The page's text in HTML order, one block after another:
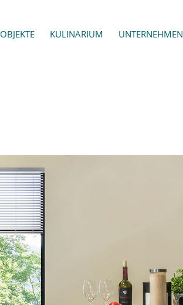
OBJEKTE KULINARIUM UNTERNEHMEN